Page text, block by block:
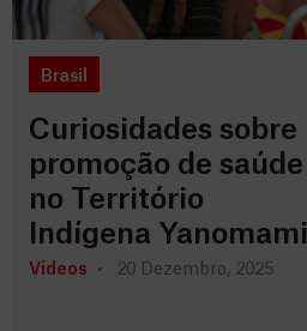
Brasil
Curiosidades sobre
promoção de saúde
no Território
Indígena Yanomami
Vídeos 20 Dezembro, 2025